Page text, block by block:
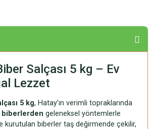
Salçası 5 kg – Ev
Lezzet
5 kg, Hatay’ın verimli topraklarında
biberlerden geleneksel yöntemlerle
kurutulan biberler taş değirmende çekilir,